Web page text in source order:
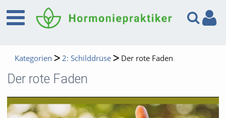
Kategorien 2: Schilddrüse Der rote Faden
Der rote Faden